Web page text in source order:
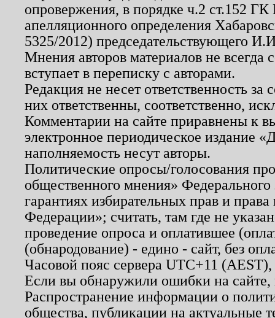
опровержения, в порядке ч.2 ст.152
апелляционного определения
5325/2012) председательствующего
Мнения авторов материалов не
вступает в переписку с авторами.
Редакция не несет ответственность
них ответственны, соответственно,
Комментарии на сайте приравнены к
электронное периодическое издание
наполняемость несут авторы.
Политические опросы/голосования
общественного мнения»
гарантиях избирательных прав и
Федерации»; считать, там где не
проведение опроса и оплатившее
(обнародование) - едино - сайт, без
Часовой пояс сервера UTC+11
Если вы обнаружили ошибки на
Распространение информации о
общества, публикации на актуальные